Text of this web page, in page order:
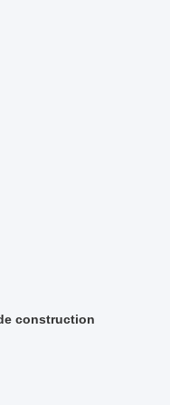
construction